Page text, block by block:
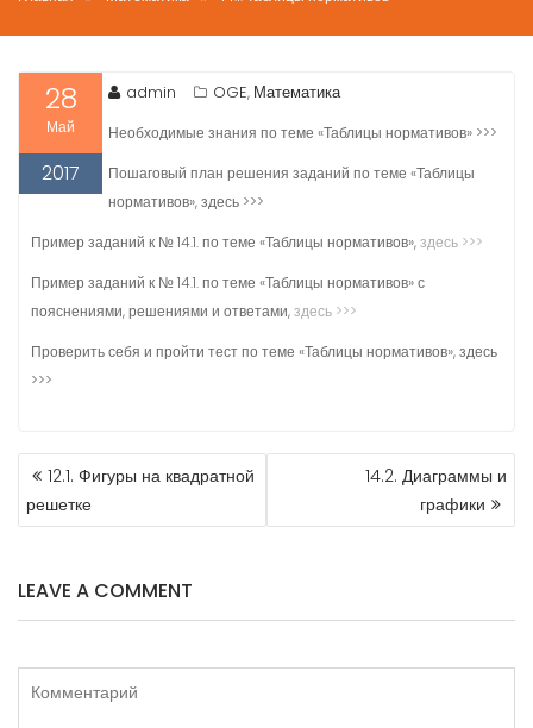
28
Май
2017
admin OGE, Математика
Необходимые знания по теме «Таблицы нормативов» >>>
Пошаговый план решения заданий по теме «Таблицы
нормативов», здесь >>>
Пример заданий к № 14.1. по теме «Таблицы нормативов»,здесь >>>
Пример заданий к № 14.1. по теме «Таблицы нормативов» с
пояснениями, решениями и ответами,здесь >>>
Проверить себя и пройти тест по теме «Таблицы нормативов», здесь
>>>
НАВИГАЦИЯ
ПО
ЗАПИСЯМ
12.1. Фигуры на квадратной
решетке
14.2. Диаграммы и
графики
LEAVE A COMMENT